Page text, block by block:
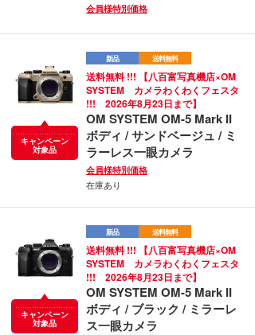
会員様特別価格
キャンペーン
対象品
新品 送料無料
送料無料 !!! 【八百富写真機店×OM
SYSTEM カメラわくわくフェスタ
!!! 2026年8月23日まで】
OM SYSTEM OM-5 Mark II
ボディ / サンドベージュ / ミ
ラーレス一眼カメラ
会員様特別価格
在庫あり
キャンペーン
対象品
新品 送料無料
送料無料 !!! 【八百富写真機店×OM
SYSTEM カメラわくわくフェスタ
!!! 2026年8月23日まで】
OM SYSTEM OM-5 Mark II
ボディ / ブラック / ミラーレ
ス一眼カメラ